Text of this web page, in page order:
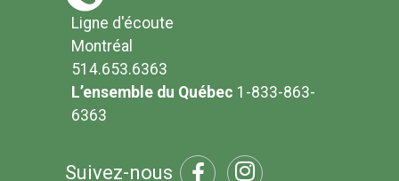
Ligne d'écoute
Montréal
514.653.6363
L’ensemble du Québec 1-833-863-
6363
Suivez-nous